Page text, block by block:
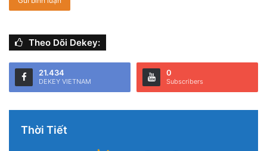
Theo Dõi Dekey:
21.434
DEKEY VIETNAM
0
Subscribers
Thời Tiết